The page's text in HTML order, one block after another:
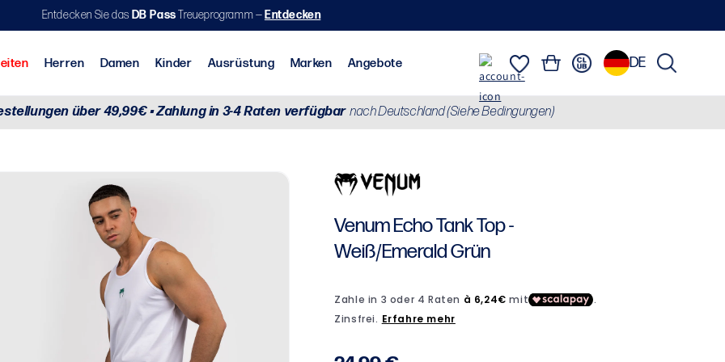
Entdecken Sie das DB PassTreueprogramm — Entdecken
Marken Angebote
Einloggen Warenkorb DE
über 49,99€ • Zahlung in 3-4 Raten verfügbar nach Deutschland (Siehe Bedingungen)
Venum Echo Tank Top -
Weiß/Emerald Grün